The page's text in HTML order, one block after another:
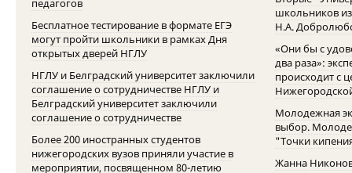
педагогов
Бесплатное тестирование в формате ЕГЭ
могут пройти школьники в рамках Дня
открытых дверей НГЛУ
НГЛУ и Белградский университет заключили
соглашение о сотрудничестве НГЛУ и
Белградский университет заключили
соглашение о сотрудничестве
Более 200 иностранных студентов
нижегородских вузов приняли участие в
мероприятии, посвященном 80-летию
школьников
Н.А.
«Они бы с
два раза»:
происходит с
Молодежная
выбор.
"Точки
Жанна